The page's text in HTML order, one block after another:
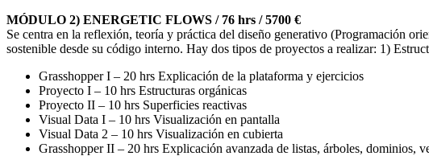
MÓDULO 2) ENERGETIC FLOWS / 76 hrs / 5700 €
Se centra en la reflexión, teoría y práctica del diseño generativo (Programación
sostenible desde su código interno. Hay dos tipos de proyectos a realizar: 1)
Grasshopper I – 20 hrs Explicación de la plataforma y ejercicios
Proyecto I – 10 hrs Estructuras orgánicas
Proyecto II – 10 hrs Superficies reactivas
Visual Data I – 10 hrs Visualización en pantalla
Visual Data 2 – 10 hrs Visualización en cubierta
Grasshopper II – 20 hrs Explicación avanzada de listas, árboles, dominios,